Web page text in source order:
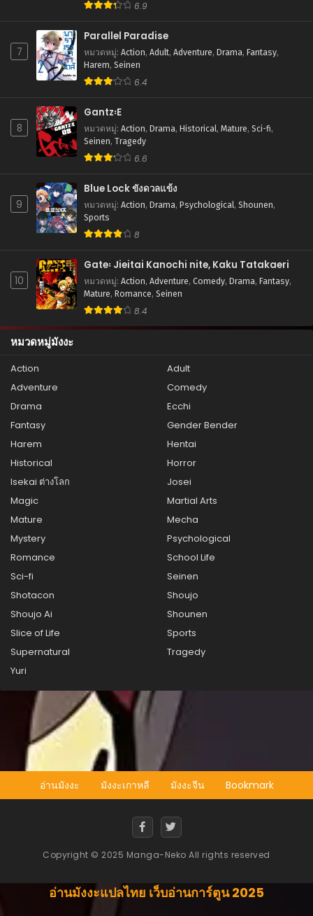
6.9
7
Parallel Paradise
หมวดหมู่: Action, Adult, Adventure, Drama, Fantasy,
Harem, Seinen
6.4
8
Gantz꞉E
หมวดหมู่: Action, Drama, Historical, Mature, Sci-fi,
Seinen, Tragedy
6.6
9
Blue Lock ขังดวลแข้ง
หมวดหมู่: Action, Drama, Psychological, Shounen,
Sports
8
10
Gate꞉ Jieitai Kanochi nite, Kaku Tatakaeri
หมวดหมู่: Action, Adventure, Comedy, Drama, Fantasy,
Mature, Romance, Seinen
8.4
หมวดหมู่มังงะ
Action
Adult
Adventure
Comedy
Drama
Ecchi
Fantasy
Gender Bender
Harem
Hentai
Historical
Horror
Isekai ต่างโลก
Josei
Magic
Martial Arts
Mature
Mecha
Mystery
Psychological
Romance
School Life
Sci-fi
Seinen
Shotacon
Shoujo
Shoujo Ai
Shounen
Slice of Life
Sports
Supernatural
Tragedy
Yuri
อ่านมังงะ มังงะเกาหลี มังงะจีน Bookmark
Copyright © 2025 Manga-Neko All rights reserved
อ่านมังงะแปลไทย เว็บอ่านการ์ตูน 2025